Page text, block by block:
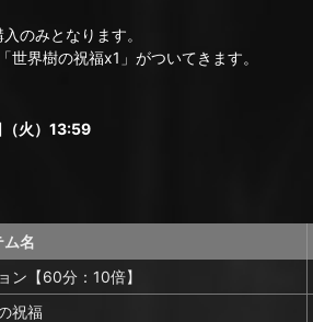
のみとなります。
界樹の祝福x1」がついてきます。
（火）13:59
ム名
ン【60分：10倍】
祝福